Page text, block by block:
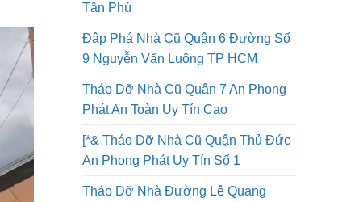
với
& Tháo Dỡ Nhà Cũ Quận Tân Phú,
Đỗ Công Tường P. Tân Quý Quận
Tân Phú
Đập Phá Nhà Cũ Quận 6 Đường Số
9 Nguyễn Văn Luông TP HCM
Tháo Dỡ Nhà Cũ Quận 7 An Phong
Phát An Toàn Uy Tín Cao
[*& Tháo Dỡ Nhà Cũ Quận Thủ Đức